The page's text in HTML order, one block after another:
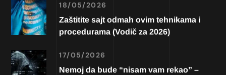
18/05/2026
Zaštitite sajt odmah ovim tehnikama i
procedurama (Vodič za 2026)
17/05/2026
Nemoj da bude “nisam vam rekao” –